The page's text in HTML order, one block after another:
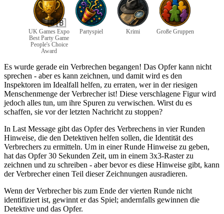
🇬🇧
UK Games Expo
Best Party Game
People's Choice
Award
Partyspiel Krimi Große Gruppen
Es wurde gerade ein Verbrechen begangen! Das Opfer kann nicht
sprechen - aber es kann zeichnen, und damit wird es den
Inspektoren im Idealfall helfen, zu erraten, wer in der riesigen
Menschenmenge der Verbrecher ist! Diese verschlagene Figur wird
jedoch alles tun, um ihre Spuren zu verwischen. Wirst du es
schaffen, sie vor der letzten Nachricht zu stoppen?
In Last Message gibt das Opfer des Verbrechens in vier Runden
Hinweise, die den Detektiven helfen sollen, die Identität des
Verbrechers zu ermitteln. Um in einer Runde Hinweise zu geben,
hat das Opfer 30 Sekunden Zeit, um in einem 3x3-Raster zu
zeichnen und zu schreiben - aber bevor es diese Hinweise gibt, kann
der Verbrecher einen Teil dieser Zeichnungen ausradieren.
Wenn der Verbrecher bis zum Ende der vierten Runde nicht
identifiziert ist, gewinnt er das Spiel; andernfalls gewinnen die
Detektive und das Opfer.